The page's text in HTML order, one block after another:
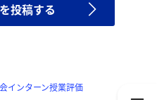
投稿する
インターン授業評価